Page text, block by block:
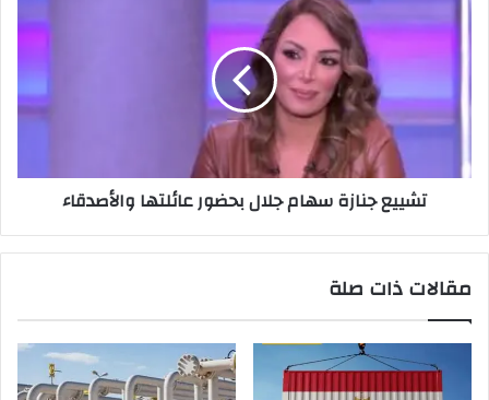
تشييع جنازة سهام جلال بحضور عائلتها والأصدقاء
مقالات ذات صلة